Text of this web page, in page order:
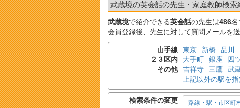
武蔵境の英会話の先生・家庭教師検
武蔵境で紹介できる英会話の先生は486名
会員登録後、先生に対して質問メールを
山手線 東京 新橋 品川
２３区内
大手町 銀座 四
その他
吉祥寺 三鷹 武
上記以外の駅を指
検索条件の変更 路線・駅・市区町